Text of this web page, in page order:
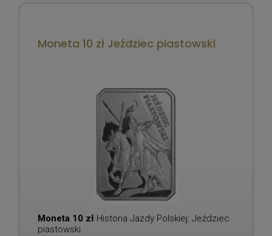
Moneta 10 zł Jeździec piastowski
Moneta 10 zł Historia Jazdy Polskiej: Jeździec
piastowski